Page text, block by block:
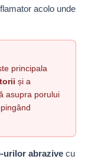
acolo unde
principala
și a
asupra porului
urilor abrazive cu